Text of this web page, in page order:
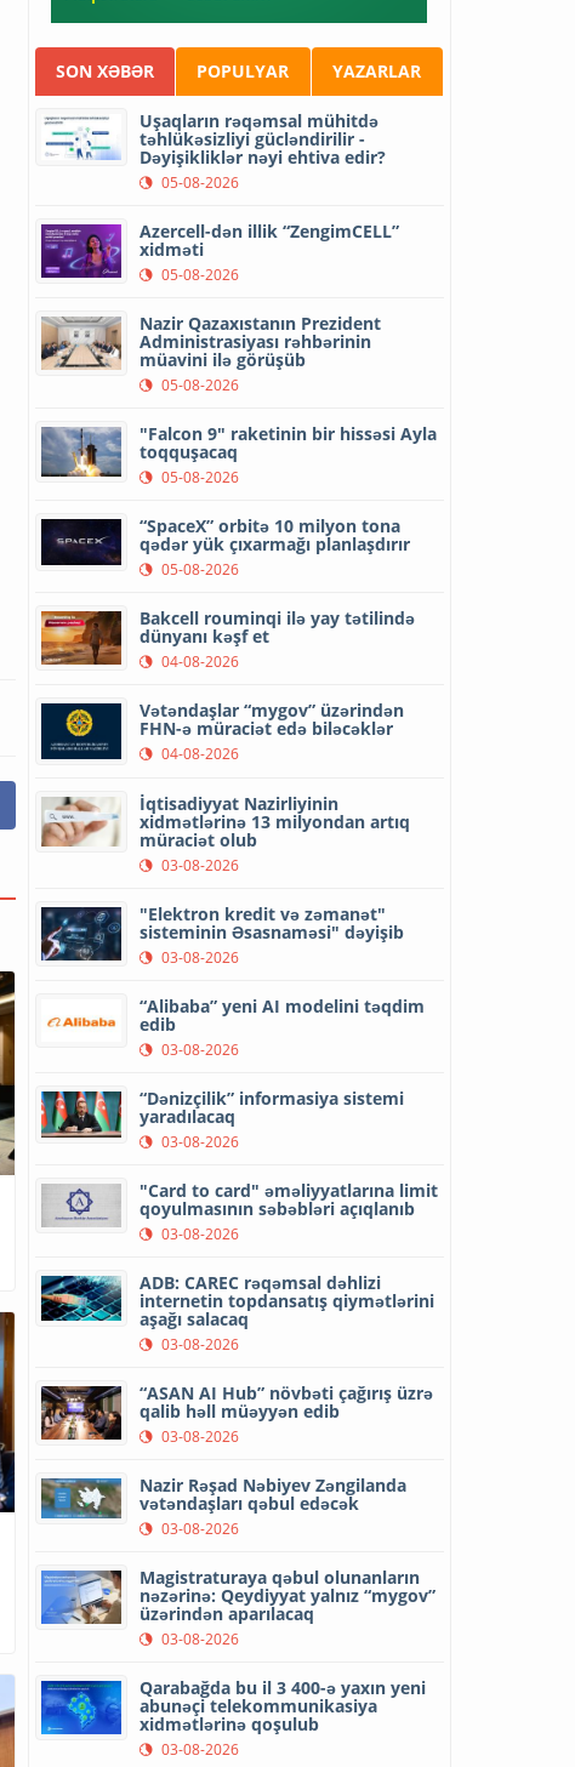
SON XƏBƏR POPULYAR YAZARLAR
Uşaqların rəqəmsal mühitdə
təhlükəsizliyi gücləndirilir -
Dəyişikliklər nəyi ehtiva edir?
05-08-2026
Azercell-dən illik “ZengimCELL”
xidməti
05-08-2026
Nazir Qazaxıstanın Prezident
Administrasiyası rəhbərinin
müavini ilə görüşüb
05-08-2026
"Falcon 9" raketinin bir hissəsi Ayla
toqquşacaq
05-08-2026
“SpaceX” orbitə 10 milyon tona
qədər yük çıxarmağı planlaşdırır
05-08-2026
Bakcell rouminqi ilə yay tətilində
dünyanı kəşf et
04-08-2026
Vətəndaşlar “mygov” üzərindən
FHN-ə müraciət edə biləcəklər
04-08-2026
İqtisadiyyat Nazirliyinin
xidmətlərinə 13 milyondan artıq
müraciət olub
03-08-2026
"Elektron kredit və zəmanət"
sisteminin Əsasnaməsi" dəyişib
03-08-2026
“Alibaba” yeni AI modelini təqdim
edib
03-08-2026
“Dənizçilik” informasiya sistemi
yaradılacaq
03-08-2026
"Card to card" əməliyyatlarına limit
qoyulmasının səbəbləri açıqlanıb
03-08-2026
ADB: CAREC rəqəmsal dəhlizi
internetin topdansatış qiymətlərini
aşağı salacaq
03-08-2026
“ASAN AI Hub” növbəti çağırış üzrə
qalib həll müəyyən edib
03-08-2026
Nazir Rəşad Nəbiyev Zəngilanda
vətəndaşları qəbul edəcək
03-08-2026
Magistraturaya qəbul olunanların
nəzərinə: Qeydiyyat yalnız “mygov”
üzərindən aparılacaq
03-08-2026
Qarabağda bu il 3 400-ə yaxın yeni
abunəçi telekommunikasiya
xidmətlərinə qoşulub
03-08-2026